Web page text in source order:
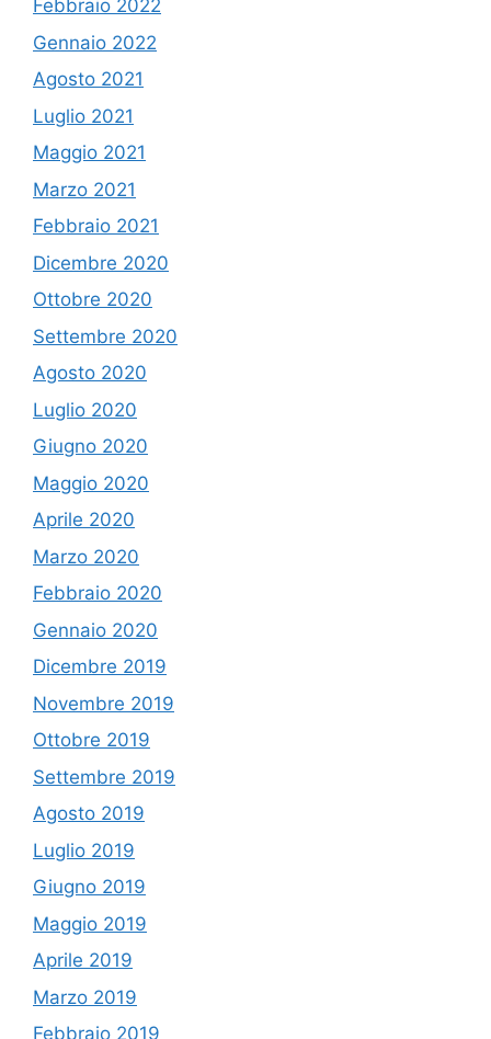
Febbraio 2022
Gennaio 2022
Agosto 2021
Luglio 2021
Maggio 2021
Marzo 2021
Febbraio 2021
Dicembre 2020
Ottobre 2020
Settembre 2020
Agosto 2020
Luglio 2020
Giugno 2020
Maggio 2020
Aprile 2020
Marzo 2020
Febbraio 2020
Gennaio 2020
Dicembre 2019
Novembre 2019
Ottobre 2019
Settembre 2019
Agosto 2019
Luglio 2019
Giugno 2019
Maggio 2019
Aprile 2019
Marzo 2019
Febbraio 2019